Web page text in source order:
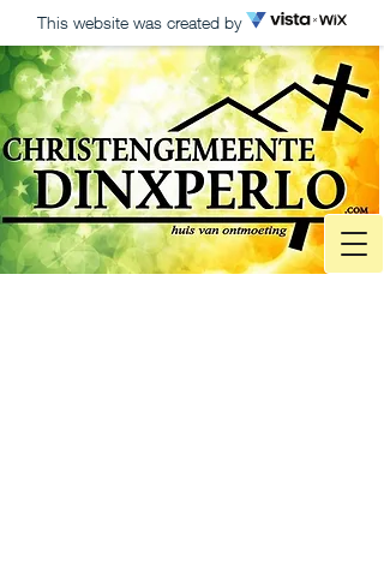
This website was created by